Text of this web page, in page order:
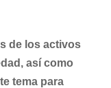
de los activos
así como
tema para